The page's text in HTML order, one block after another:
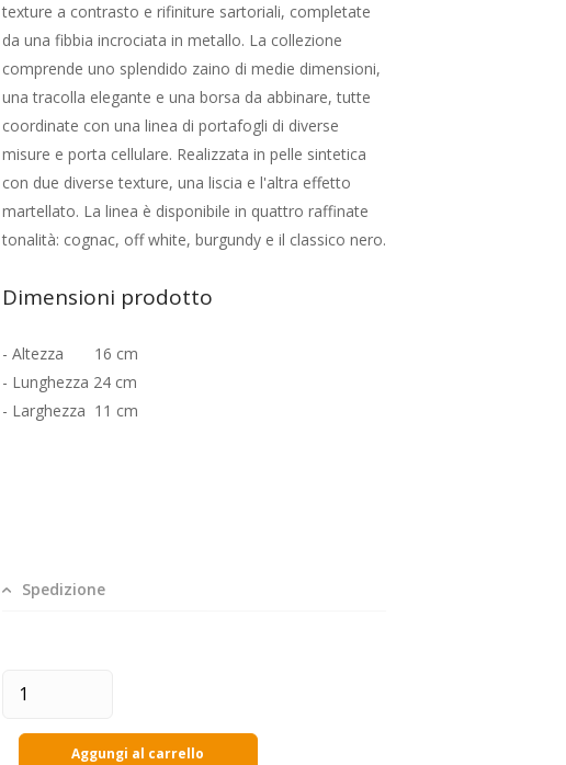
texture a contrasto e rifiniture sartoriali, completate
da una fibbia incrociata in metallo. La collezione
comprende uno splendido zaino di medie dimensioni,
una tracolla elegante e una borsa da abbinare, tutte
coordinate con una linea di portafogli di diverse
misure e porta cellulare. Realizzata in pelle sintetica
con due diverse texture, una liscia e l'altra effetto
martellato. La linea è disponibile in quattro raffinate
tonalità: cognac, off white, burgundy e il classico nero.
Dimensioni prodotto
- Altezza
16 cm
- Lunghezza 24 cm
- Larghezza 11 cm
Spedizione
Aggungi al carrello